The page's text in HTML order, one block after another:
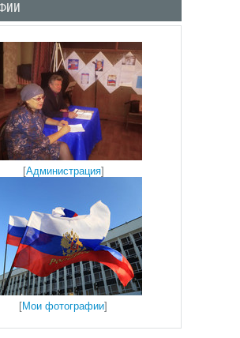
[Администрация]
[Мои фотографии]